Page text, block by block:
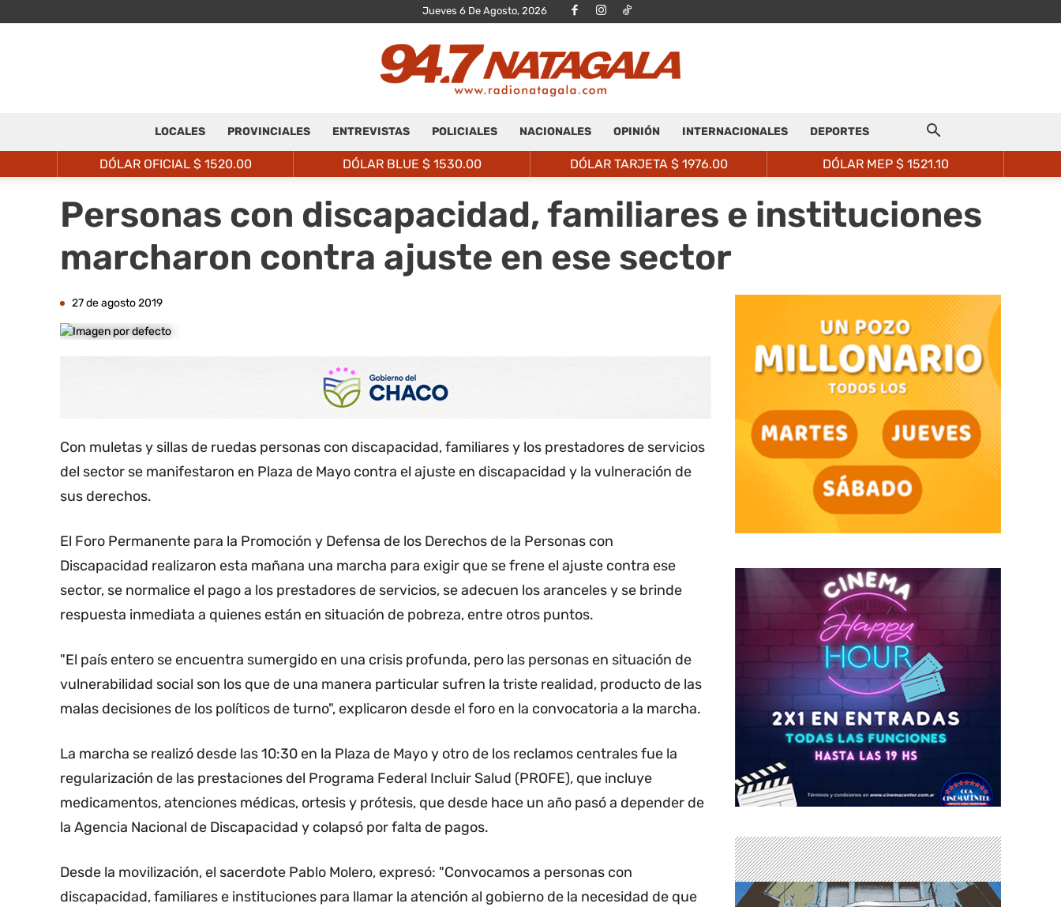
Jueves 6 De Agosto, 2026
Natagalá
LOCALES PROVINCIALES ENTREVISTAS POLICIALES NACIONALES OPINIÓN INTERNACIONALES DEPORTES
DÓLAR OFICIAL $ 1520.00 DÓLAR BLUE $ 1530.00 DÓLAR TARJETA $ 1976.00 DÓLAR MEP $ 1521.10
Personas con discapacidad, familiares e instituciones
marcharon contra ajuste en ese sector
27 de agosto 2019
Con muletas y sillas de ruedas personas con discapacidad, familiares y los prestadores de servicios
del sector se manifestaron en Plaza de Mayo contra el ajuste en discapacidad y la vulneración de
sus derechos.
El Foro Permanente para la Promoción y Defensa de los Derechos de la Personas con
Discapacidad realizaron esta mañana una marcha para exigir que se frene el ajuste contra ese
sector, se normalice el pago a los prestadores de servicios, se adecuen los aranceles y se brinde
respuesta inmediata a quienes están en situación de pobreza, entre otros puntos.
"El país entero se encuentra sumergido en una crisis profunda, pero las personas en situación de
vulnerabilidad social son los que de una manera particular sufren la triste realidad, producto de las
malas decisiones de los políticos de turno", explicaron desde el foro en la convocatoria a la marcha.
La marcha se realizó desde las 10:30 en la Plaza de Mayo y otro de los reclamos centrales fue la
regularización de las prestaciones del Programa Federal Incluir Salud (PROFE), que incluye
medicamentos, atenciones médicas, ortesis y prótesis, que desde hace un año pasó a depender de
la Agencia Nacional de Discapacidad y colapsó por falta de pagos.
Desde la movilización, el sacerdote Pablo Molero, expresó: "Convocamos a personas con
discapacidad, familiares e instituciones para llamar la atención al gobierno de la necesidad de que